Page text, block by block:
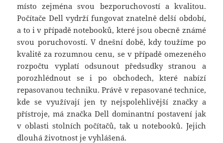
místo zejména svou bezporuchovostí a kvalitou.
Počítače Dell vydrží fungovat znatelně delší období,
a to i v případě notebooků, které jsou obecně známé
svou poruchovostí. V dnešní době, kdy toužíme po
kvalitě za rozumnou cenu, se v případě omezeného
rozpočtu vyplatí odsunout předsudky stranou a
porozhlédnout se i po obchodech, které nabízí
repasovanou techniku. Právě v repasované technice,
kde se využívají jen ty nejspolehlivější značky a
přístroje, má značka Dell dominantní postavení jak
v oblasti stolních počítačů, tak u notebooků. Jejich
dlouhá životnost je vyhlášená.